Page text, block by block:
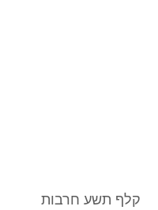
קלף תשע חרבות